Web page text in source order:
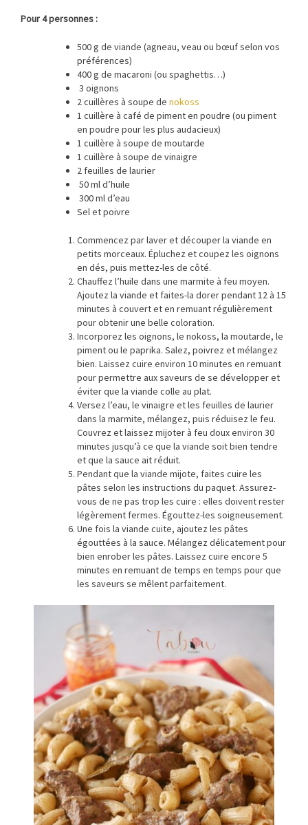
Pour 4 personnes :
500 g de viande (agneau, veau ou bœuf selon vos
préférences)
400 g de macaroni (ou spaghettis…)
3 oignons
2 cuillères à soupe de nokoss
1 cuillère à café de piment en poudre (ou piment
en poudre pour les plus audacieux)
1 cuillère à soupe de moutarde
1 cuillère à soupe de vinaigre
2 feuilles de laurier
50 ml d’huile
300 ml d’eau
Sel et poivre
Commencez par laver et découper la viande en
petits morceaux. Épluchez et coupez les oignons
en dés, puis mettez-les de côté.
Chauffez l’huile dans une marmite à feu moyen.
Ajoutez la viande et faites-la dorer pendant 12 à 15
minutes à couvert et en remuant régulièrement
pour obtenir une belle coloration.
Incorporez les oignons, le nokoss, la moutarde, le
piment ou le paprika. Salez, poivrez et mélangez
bien. Laissez cuire environ 10 minutes en remuant
pour permettre aux saveurs de se développer et
éviter que la viande colle au plat.
Versez l’eau, le vinaigre et les feuilles de laurier
dans la marmite, mélangez, puis réduisez le feu.
Couvrez et laissez mijoter à feu doux environ 30
minutes jusqu’à ce que la viande soit bien tendre
et que la sauce ait réduit.
Pendant que la viande mijote, faites cuire les
pâtes selon les instructions du paquet. Assurez-
vous de ne pas trop les cuire : elles doivent rester
légèrement fermes. Égouttez-les soigneusement.
Une fois la viande cuite, ajoutez les pâtes
égouttées à la sauce. Mélangez délicatement pour
bien enrober les pâtes. Laissez cuire encore 5
minutes en remuant de temps en temps pour que
les saveurs se mêlent parfaitement.